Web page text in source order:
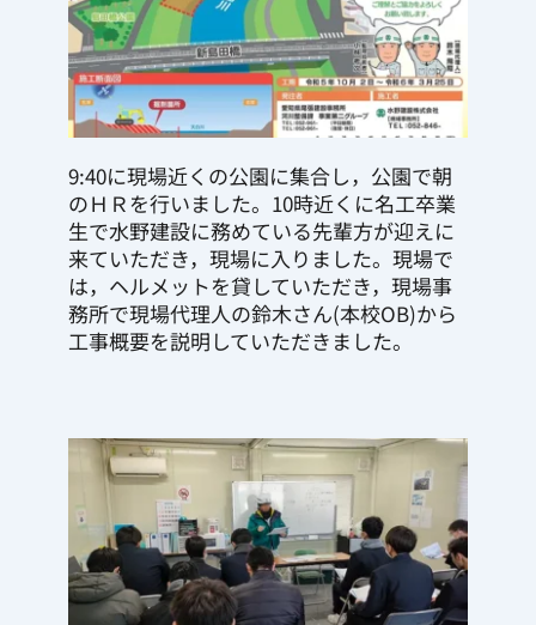
9:40に現場近くの公園に集合し，公園で朝
のＨＲを行いました。10時近くに名工卒業
生で水野建設に務めている先輩方が迎えに
来ていただき，現場に入りました。現場で
は，ヘルメットを貸していただき，現場事
務所で現場代理人の鈴木さん(本校OB)から
工事概要を説明していただきました。